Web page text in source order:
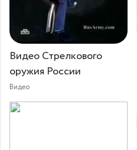
Видео Стрелкового
оружия России
Видео